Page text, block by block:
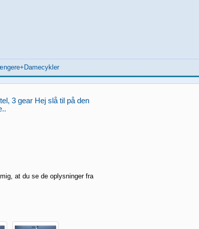
3 gear Hej slå til på den
at du se de oplysninger fra